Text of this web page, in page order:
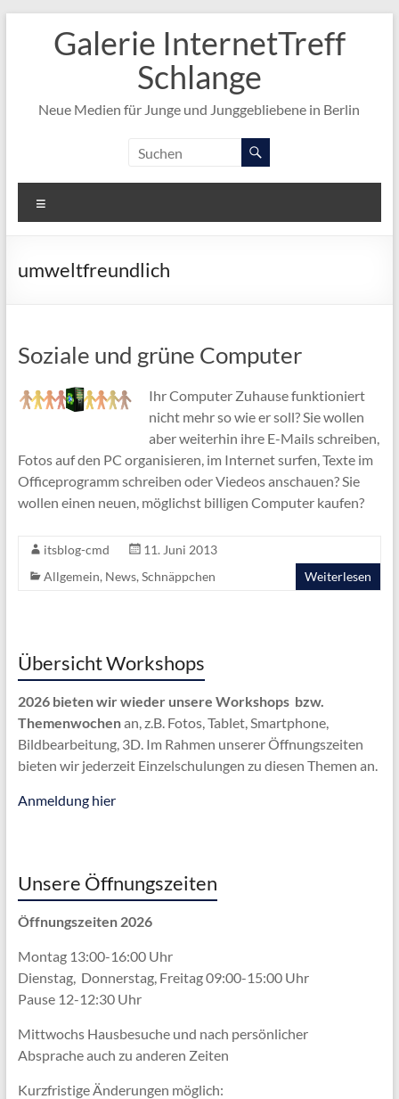
springenGalerie InternetTreff
Schlange
Neue Medien für Junge und Junggebliebene in Berlin
umweltfreundlich
Soziale und grüne Computer
Ihr Computer Zuhause funktioniert
nicht mehr so wie er soll? Sie wollen
aber weiterhin ihre E-Mails schreiben,
Fotos auf den PC organisieren, im Internet surfen, Texte im
Officeprogramm schreiben oder Viedeos anschauen? Sie
wollen einen neuen, möglichst billigen Computer kaufen?
itsblog-cmd
11. Juni 2013
Allgemein, News, Schnäppchen Weiterlesen
Übersicht Workshops
2026 bieten wir wieder unsere Workshops bzw.
Themenwochenan, z.B. Fotos, Tablet, Smartphone,
Bildbearbeitung, 3D. Im Rahmen unserer Öffnungszeiten
bieten wir jederzeit Einzelschulungen zu diesen Themen an.
Anmeldung hier
Unsere Öffnungszeiten
Öffnungszeiten 2026
Montag 13:00-16:00 Uhr
Dienstag, Donnerstag, Freitag 09:00-15:00 Uhr
Pause 12-12:30 Uhr
Mittwochs Hausbesuche und nach persönlicher
Abspracheauch zu anderen Zeiten
Kurzfristige Änderungen möglich: